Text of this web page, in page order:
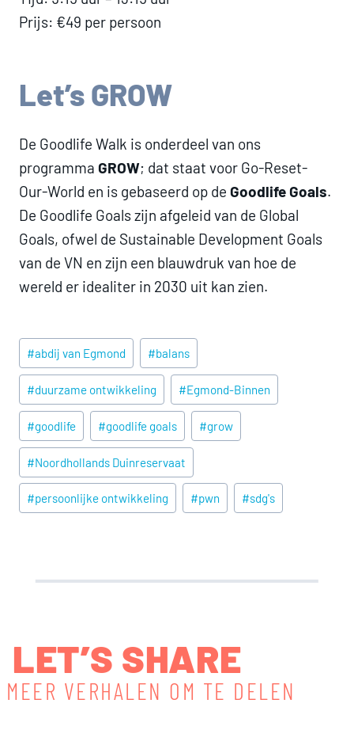
Prijs: €49 per persoon
Let’s GROW
De Goodlife Walk is onderdeel van ons
programma GROW; dat staat voor Go-Reset-
Our-World en is gebaseerd op de Goodlife Goals.
De Goodlife Goals zijn afgeleid van de Global
Goals, ofwel de Sustainable Development Goals
van de VN en zijn een blauwdruk van hoe de
wereld er idealiter in 2030 uit kan zien.
Post
Tags:
#abdij van Egmond #balans
#duurzame ontwikkeling #Egmond-Binnen
#goodlife #goodlife goals #grow
#Noordhollands Duinreservaat
#persoonlijke ontwikkeling #pwn #sdg's
LET’S SHARE
MEER VERHALEN OM TE DELEN